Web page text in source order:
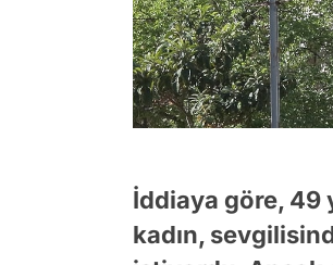
İddiaya göre, 49
kadın,